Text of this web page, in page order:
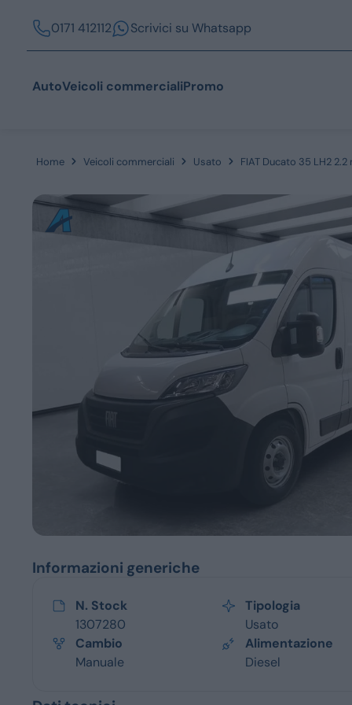
0171 412112 Scrivici su Whatsapp
AutoVeicoli commercialiPromo
Acquista
Servizi
Home Veicoli commerciali Usato FIAT Ducato 35 LH2
Informazioni generiche
N. Stock
1307280
Tipologia
Usato
Cambio
Manuale
Alimentazione
Diesel